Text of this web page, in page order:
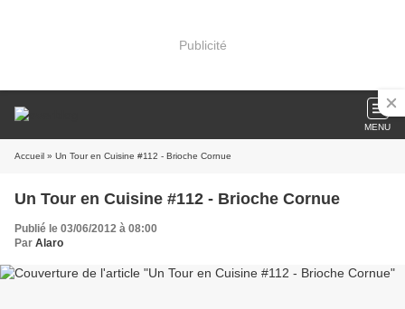
Publicité
MENU
Accueil » Un Tour en Cuisine #112 - Brioche Cornue
Un Tour en Cuisine #112 - Brioche Cornue
Publié le 03/06/2012 à 08:00
Par Alaro